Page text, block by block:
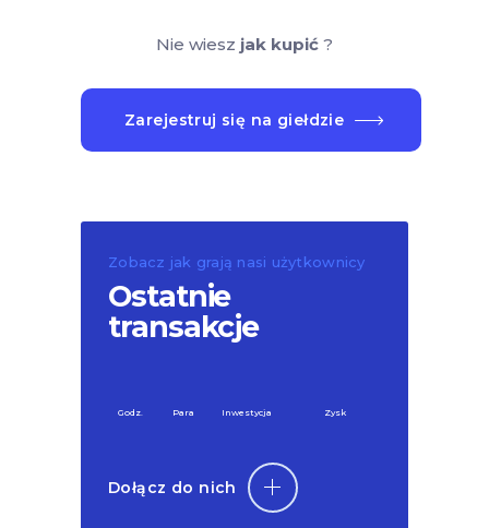
Nie wiesz jak kupić?
Zarejestruj się na giełdzie
Zobacz jak grają nasi użytkownicy
Ostatnie
transakcje
Godz. Para Inwestycja Zysk
Dołącz do nich